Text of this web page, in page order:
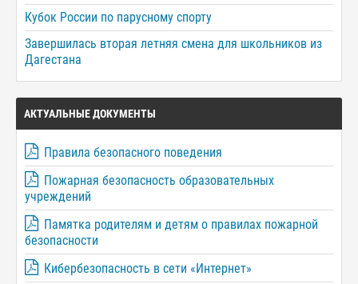
Кубок России по парусному спорту
Завершилась вторая летняя смена для школьников из
Дагестана
АКТУАЛЬНЫЕ ДОКУМЕНТЫ
Правила безопасного поведения
Пожарная безопасность образовательных
учреждений
Памятка родителям и детям о правилах пожарной
безопасности
Кибербезопасность в сети «Интернет»